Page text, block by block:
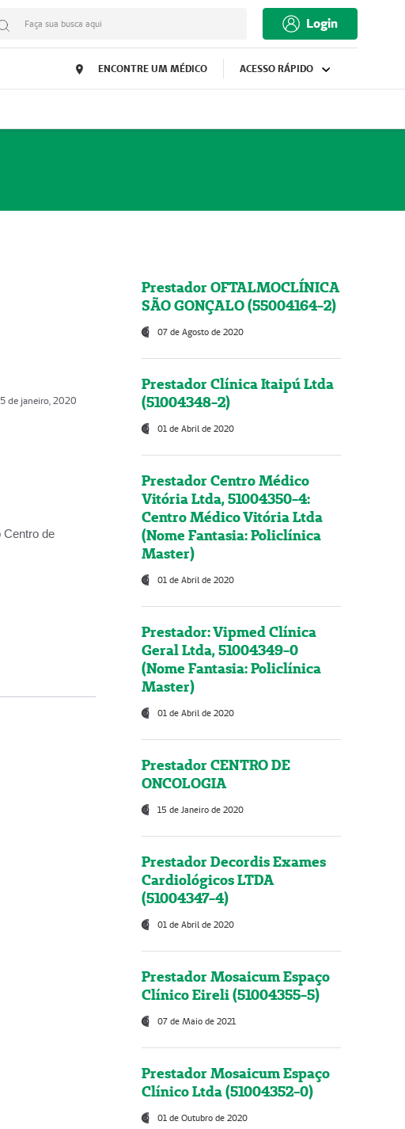
Faça sua busca aqui Login
ENCONTRE UM MÉDICO ACESSO RÁPIDO
de janeiro, 2020
Centro de
Prestador OFTALMOCLÍNICA
SÃO GONÇALO (55004164-2)
07 de Agosto de 2020
Prestador Clínica Itaipú Ltda
(51004348-2)
01 de Abril de 2020
Prestador Centro Médico
Vitória Ltda, 51004350-4:
Centro Médico Vitória Ltda
(Nome Fantasia: Policlínica
Master)
01 de Abril de 2020
Prestador: Vipmed Clínica
Geral Ltda, 51004349-0
(Nome Fantasia: Policlínica
Master)
01 de Abril de 2020
Prestador CENTRO DE
ONCOLOGIA
15 de Janeiro de 2020
Prestador Decordis Exames
Cardiológicos LTDA
(51004347-4)
01 de Abril de 2020
Prestador Mosaicum Espaço
Clínico Eireli (51004355-5)
07 de Maio de 2021
Prestador Mosaicum Espaço
Clínico Ltda (51004352-0)
01 de Outubro de 2020